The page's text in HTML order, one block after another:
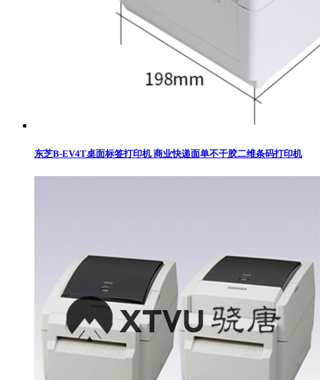
东芝B-EV4T桌面标签打印机 商业快递面单不干胶二维条码打印机